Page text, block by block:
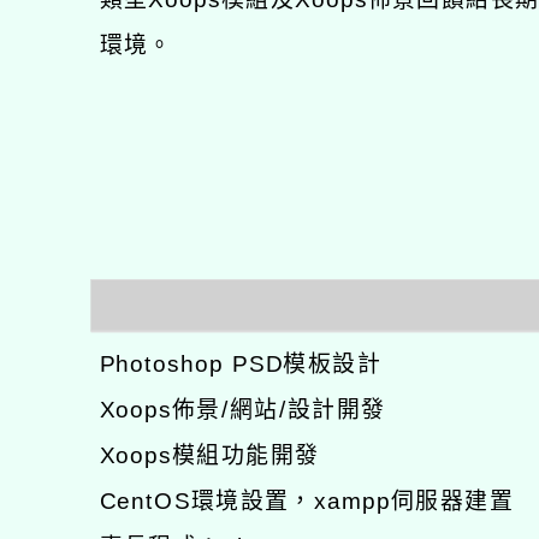
環境。
Photoshop PSD模板設計
Xoops佈景/網站/設計開發
Xoops模組功能開發
CentOS環境設置，xampp伺服器建置